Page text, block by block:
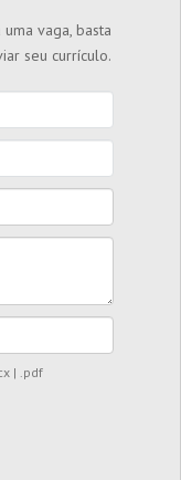
vaga, basta
seu currículo.
| .pdf